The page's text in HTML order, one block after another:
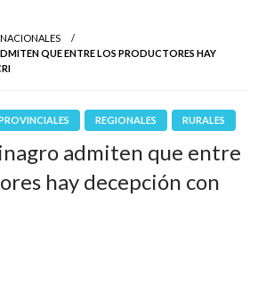
NACIONALES
QUE ENTRE LOS PRODUCTORES HAY
REGIONALES RURALES
admiten que entre
hay decepción con